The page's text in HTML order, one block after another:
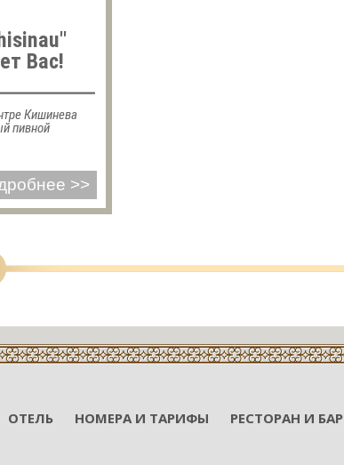
Вас!
Кишинева
пивной
>>
ОТЕЛЬ НОМЕРА И ТАРИФЫ РЕСТОРАН И БАР